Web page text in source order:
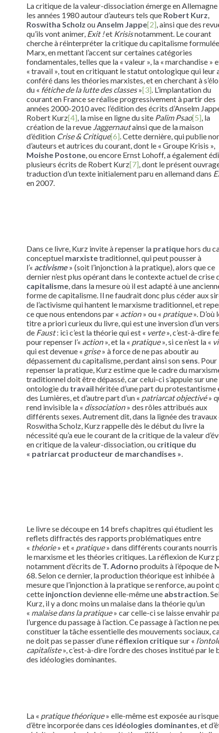
La critique de la valeur-dissociation émerge en Allemagne
les années 1980 autour d’auteurs tels que Robert Kurz,
Roswitha Scholz ouAnselm Jappe[2], ainsi que des
qu’ils vont animer, Exit !et Krisisnotamment. Le courant
cherche à réinterpréter la critique du capitalisme
Marx, en mettant l’accent sur certaines catégories
fondamentales, telles que la « valeur », la « marchandise »
« travail », tout en critiquant le statut ontologique qui leur
conféré dans les théories marxistes, et en cherchant à
du « fétiche de la lutte des classes»[3]. L’implantation du
courant en France se réalise progressivement à partir des
années 2000-2010 avec l’édition des écrits d’Anselm
Robert Kurz[4], la mise en ligne du site Palim Psao[5], la
création de la revue Jaggernautainsi que de la maison
d’édition Crise & Critique[6]. Cette dernière, qui publie
d’auteurs et autrices du courant, dont le « Groupe Krisis »,
Moishe Postone, ou encore Ernst Lohoff, a également
plusieurs écrits de Robert Kurz[7], dont le présent
traduction d’un texte initialement paru en allemand dans
en 2007.
Dans ce livre, Kurz invite à repenser la pratiquehors du
conceptuel marxistetraditionnel, qui peut pousser à
l’« activisme» (soit l’injonction à la pratique), alors que ce
dernier n’est plus opérant dans le contexte actuel de crise
capitalisme, dans la mesure où il est adapté à une
forme de capitalisme. Il ne faudrait donc plus céder aux
de l’activisme qui hantent le marxisme traditionnel, et
ce que nous entendons par « action» ou « pratique». D’où
titre a priori curieux du livre, qui est une inversion d’un vers
de Faust: ici c’est la théorie qui est « verte», c’est-à-dire
pour repenser l’« action», et la « pratique», si ce n’est la «
qui est devenue « grise» à force de ne pas aboutir au
dépassement du capitalisme, perdant ainsi son sens. Pour
repenser la pratique, Kurz estime que le cadre du
traditionnel doit être dépassé, car celui-ci s’appuie sur une
ontologie du travail héritée d’une part du protestantisme
des Lumières, et d’autre part d’un « patriarcat objectivé»
rend invisible la « dissociation» des rôles attribués aux
différents sexes. Autrement dit, dans la lignée des travaux
Roswitha Scholz, Kurz rappelle dès le début du livre la
nécessité qu’a eue le courant de la critique de la valeur
en critique de la valeur-dissociation, ou critique du
« patriarcat producteur de marchandises ».
Le livre se découpe en 14 brefs chapitres qui étudient les
reflets diffractés des rapports problématiques entre
« théorie» et « pratique» dans différents courants nourris
le marxisme et les théories critiques. La réflexion de Kurz
notamment d’écrits de T. Adorno produits à l’époque de
68. Selon ce dernier, la production théorique est inhibée à
mesure que l’injonction à la pratique se renforce, au point
cette injonction devienne elle-même une abstraction.
Kurz, il y a donc moins un malaise dans la théorie qu’un
« malaise dans la pratique» car celle-ci se laisse envahir
l’urgence du passage à l’action. Ce passage à l’action ne
constituer la tâche essentielle des mouvements sociaux,
ne doit pas se passer d’une réflexion critiquesur «
capitaliste», c’est-à-dire l’ordre des choses institué par le
des idéologies dominantes.
La « pratique théorique» elle-même est exposée au risque
d’être incorporée dans ces idéologies dominantes, et